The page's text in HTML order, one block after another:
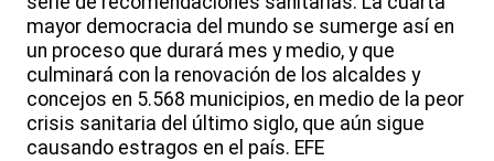
mayor democracia del mundo se sumerge así en
un proceso que durará mes y medio, y que
culminará con la renovación de los alcaldes y
concejos en 5.568 municipios, en medio de la peor
crisis sanitaria del último siglo, que aún sigue
causando estragos en el país. EFE